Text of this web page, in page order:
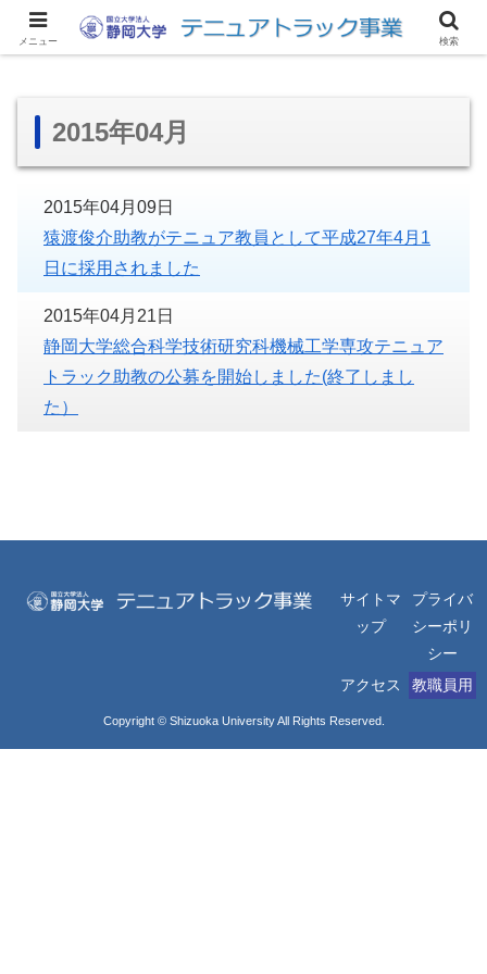
サイトマップ アクセス リンク集 お問い合わせ English
2015年04月
2015年04月09日
猿渡俊介助教がテニュア教員として平成27年4月1
日に採用されました
2015年04月21日
静岡大学総合科学技術研究科機械工学専攻テニュア
トラック助教の公募を開始しました(終了しまし
た）
サイトマ
ップ
プライバ
シーポリ
シー
アクセス
教職員用
Copyright © Shizuoka University All Rights Reserved.
メニュー 検索